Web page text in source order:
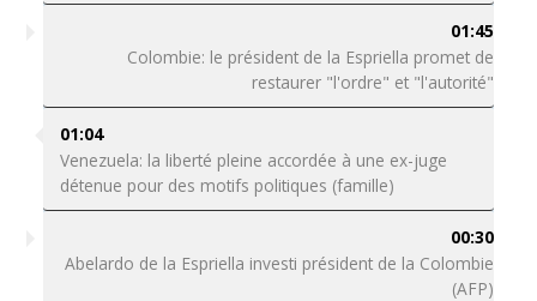
01:45
Colombie: le président de la Espriella promet de
restaurer "l'ordre" et "l'autorité"
01:04
Venezuela: la liberté pleine accordée à une ex-juge
détenue pour des motifs politiques (famille)
00:30
Abelardo de la Espriella investi président de la Colombie
(AFP)